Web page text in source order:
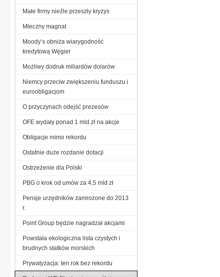
Małe firmy nieźle przeszły kryzys
Mleczny magnat
Moody’s obniża wiarygodność
kredytową Węgier
Możliwy dodruk miliardów dolarów
Niemcy przeciw zwiększeniu funduszu i
euroobligacjom
O przyczynach odejść prezesów
OFE wydały ponad 1 mld zł na akcje
Obligacje mimo rekordu
Ostatnie duże rozdanie dotacji
Ostrzeżenie dla Polski
PBG o krok od umów za 4,5 mld zł
Pensje urzędników zamrożone do 2013
r.
Point Group będzie nagradzał akcjami
Powstała ekologiczna lista czystych i
brudnych statków morskich
Prywatyzacja: ten rok bez rekordu